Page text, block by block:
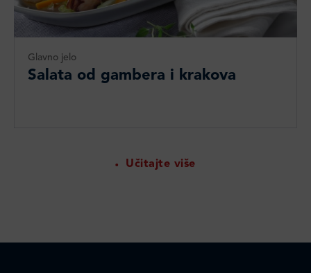
Glavno jelo
Salata od gambera i krakova
Učitajte više